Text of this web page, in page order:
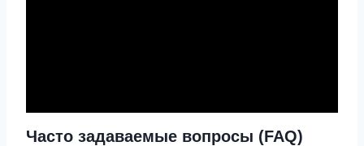
Часто задаваемые вопросы (FAQ)